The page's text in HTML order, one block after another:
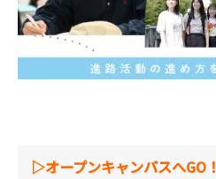
▷オープンキャンパスへGO！